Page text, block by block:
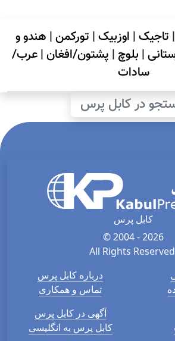
| تاجیک| اوزبیک| تورکمن| هندو و
| بلوچ | پشتون/افغان|عرب/
سادات
در کابل پرس
کابل پرس
© 2004 - 2026
All Rights
درباره کابل پرس
تماس و همکاری
آگهی در کابل پرس
کابل پرس به انگلیسی